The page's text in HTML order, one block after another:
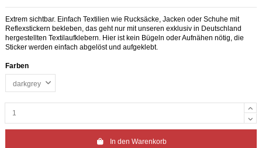
Extrem sichtbar. Einfach Textilien wie Rucksäcke, Jacken oder Schuhe mit
Reflexstickern bekleben, das geht nur mit unseren exklusiv in Deutschland
hergestellten Textilaufklebern. Hier ist kein Bügeln oder Aufnähen nötig, die
Sticker werden einfach abgelöst und aufgeklebt.
Farben
In den Warenkorb